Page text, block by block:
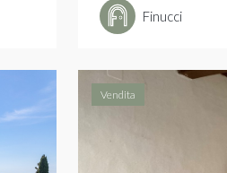
Finucci
Vendita